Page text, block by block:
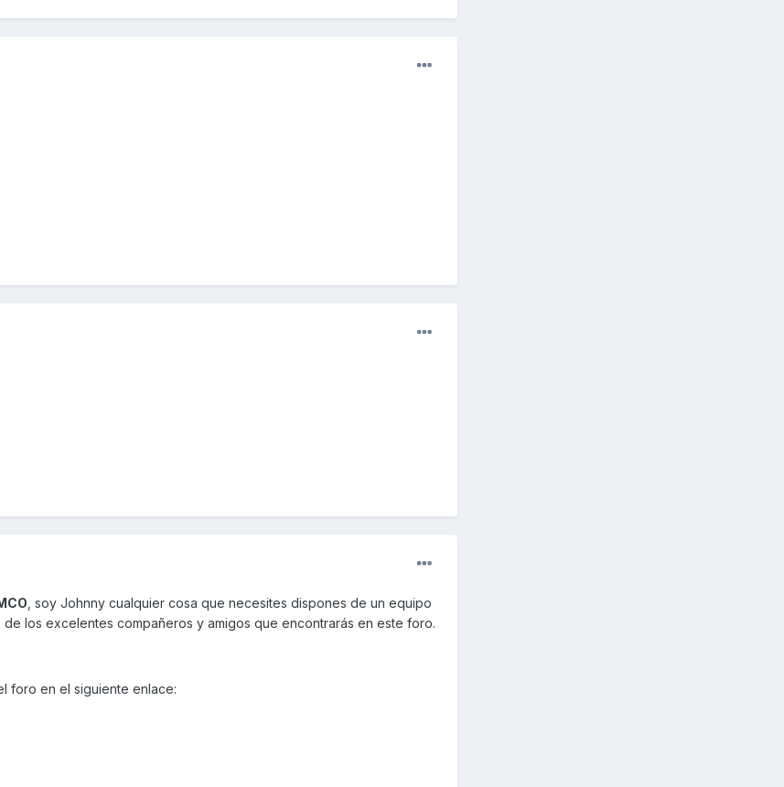
, soy Johnny cualquier cosa que necesites dispones de un equipo
los excelentes compañeros y amigos que encontrarás en este foro.
foro en el siguiente enlace: